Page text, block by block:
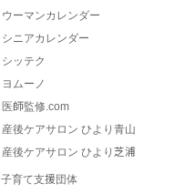
ウーマンカレンダー
シニアカレンダー
シッテク
ヨムーノ
医師監修.com
産後ケアサロン ひより青山
産後ケアサロン ひより芝浦
子育て支援団体